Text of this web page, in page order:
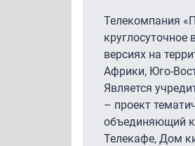
Телекомпания
версиях на
Африки, Юго-
Является
– проект
объединяющий
Телекафе, Дом